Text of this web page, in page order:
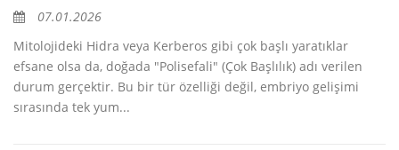
07.01.2026
Mitolojideki Hidra veya Kerberos gibi çok başlı yaratıklar
efsane olsa da, doğada "Polisefali" (Çok Başlılık) adı verilen
durum gerçektir. Bu bir tür özelliği değil, embriyo gelişimi
sırasında tek yum...